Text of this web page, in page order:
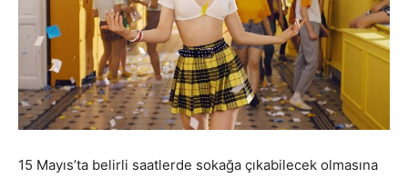
15 Mayıs’ta belirli saatlerde sokağa çıkabilecek olmasına